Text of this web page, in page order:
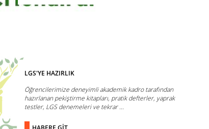
LGS'YE HAZIRLIK
Öğrencilerimize deneyimli akademik kadro tarafından
hazırlanan pekiştirme kitapları, pratik defterler, yaprak
testler, LGS denemeleri ve tekrar ...